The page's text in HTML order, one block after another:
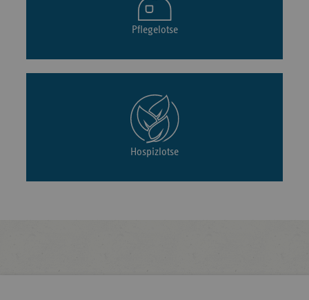
Pflegelotse
Hospizlotse